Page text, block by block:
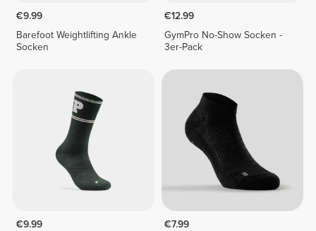
€9.99
Barefoot Weightlifting Ankle
Socken
€12.99
GymPro No-Show Socken -
3er-Pack
€9.99
€7.99